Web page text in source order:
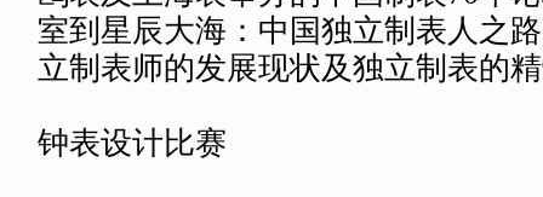
大会于展览期间安排一系列钟表
会、买家论坛及交流活动，助业界
场动态，拓展人脉商网。「香港国
月2日举行，云集世界各地钟表商会
业环球贸易状况，探讨全球钟表供